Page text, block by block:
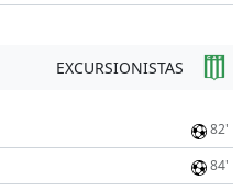
EXCURSIONISTAS
82'
84'